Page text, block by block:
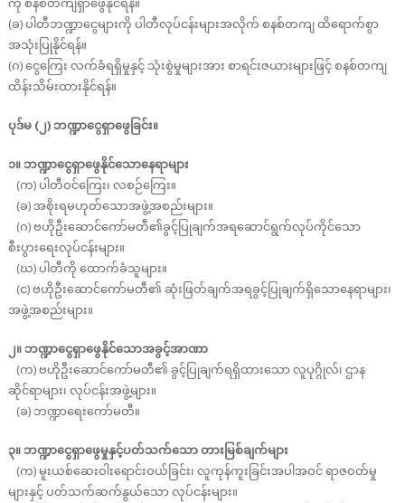
(ခ) ပါတီဘဏ္ဍာငွေများကို ပါတီလုပ်ငန်းများအလိုက် စနစ်တကျ ထိရောက်စွာ
အသုံးပြုနိုင်ရန်။
(ဂ) ငွေကြေး လက်ခံရရှိမှုနှင့် သုံးစွဲမှုများအား စာရင်းဇယားများဖြင့် စနစ်တကျ
ထိန်းသိမ်းထားနိုင်ရန်။
ပုဒ်မ (၂) ဘဏ္ဍာငွေရှာဖွေခြင်း။
၁။ ဘဏ္ဍာငွေရှာဖွေနိုင်သောနေရာများ
(က) ပါတီဝင်ကြေး၊ လစဉ်ကြေး။
(ခ) အစိုးရမဟုတ်သောအဖွဲ့အစည်းများ။
(ဂ) ဗဟိုဦးဆောင်ကော်မတီ၏ခွင့်ပြုချက်အရဆောင်ရွက်လုပ်ကိုင်သော
စီးပွားရေးလုပ်ငန်းများ။
(ဃ) ပါတီကို ထောက်ခံသူများ။
(င) ဗဟိုဦးဆောင်ကော်မတီ၏ ဆုံးဖြတ်ချက်အရခွင့်ပြုချက်ရှိသောနေရာများ၊
အဖွဲ့အစည်းများ။
၂။ ဘဏ္ဍာငွေရှာဖွေနိုင်သောအခွင့်အာဏာ
(က) ဗဟိုဦးဆောင်ကော်မတီ၏ ခွင့်ပြုချက်ရရှိထားသော လူပုဂ္ဂိုလ်၊ ဌာန
ဆိုင်ရာများ၊ လုပ်ငန်းအဖွဲ့များ။
(ခ) ဘဏ္ဍာရေးကော်မတီ။
၃။ ဘဏ္ဍာငွေရှာဖွေမှုနှင့်ပတ်သက်သော တားမြစ်ချက်များ
(က) မူးယစ်ဆေးဝါးရောင်းဝယ်ခြင်း၊ လူကုန်ကူးခြင်းအပါအဝင် ရာဇဝတ်မှု
များနှင့် ပတ်သက်ဆက်နွယ်သော လုပ်ငန်းများ။